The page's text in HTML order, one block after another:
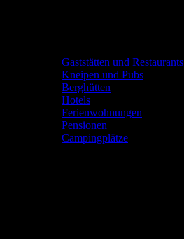
Gaststätten und Restaurants
Kneipen und Pubs
Berghütten
Hotels
Ferienwohnungen
Pensionen
Campingplätze